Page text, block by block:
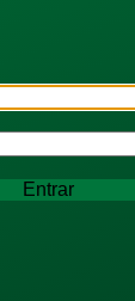
Entrar